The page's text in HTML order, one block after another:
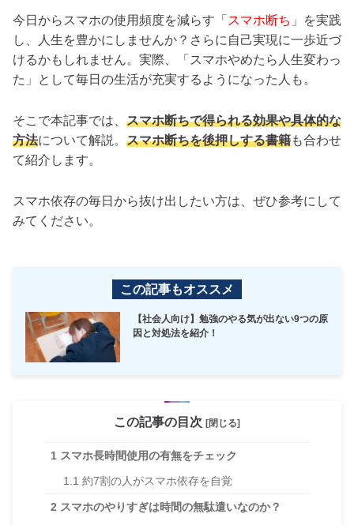
今日からスマホの使用頻度を減らす「 スマホ断ち 」を実践
し、人生を豊かにしませんか？さらに自己実現に一歩近づ
けるかもしれません。実際、「スマホやめたら人生変わっ
た」として毎日の生活が充実するようになった人も。
そこで本記事では、 スマホ断ちで得られる効果や具体的な
方法について解説。 スマホ断ちを後押しする書籍も合わせ
て紹介します。
スマホ依存の毎日から抜け出したい方は、ぜひ参考にして
みてください。
この記事もオススメ
【社会人向け】勉強のやる気が出ない9つの原
因と対処法を紹介！
この記事の目次 [閉じる]
1 スマホ長時間使用の有無をチェック
1.1 約7割の人がスマホ依存を自覚
2 スマホのやりすぎは時間の無駄遣いなのか？